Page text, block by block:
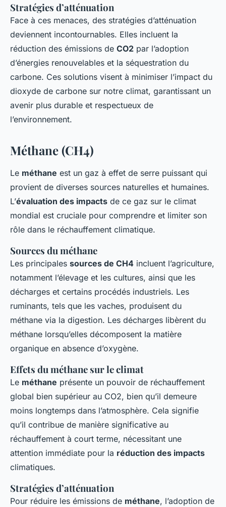
Stratégies d’atténuation
Face à ces menaces, des stratégies d’atténuation
deviennent incontournables. Elles incluent la
réduction des émissions de CO2 par l’adoption
d’énergies renouvelables et la séquestration du
carbone. Ces solutions visent à minimiser l’impact du
dioxyde de carbone sur notre climat, garantissant un
avenir plus durable et respectueux de
l’environnement.
Méthane (CH4)
Le méthane est un gaz à effet de serre puissant qui
provient de diverses sources naturelles et humaines.
L’évaluation des impacts de ce gaz sur le climat
mondial est cruciale pour comprendre et limiter son
rôle dans le réchauffement climatique.
Sources du méthane
Les principales sources de CH4 incluent l’agriculture,
notamment l’élevage et les cultures, ainsi que les
décharges et certains procédés industriels. Les
ruminants, tels que les vaches, produisent du
méthane via la digestion. Les décharges libèrent du
méthane lorsqu’elles décomposent la matière
organique en absence d’oxygène.
Effets du méthane sur le climat
Le méthane présente un pouvoir de réchauffement
global bien supérieur au CO2, bien qu’il demeure
moins longtemps dans l’atmosphère. Cela signifie
qu’il contribue de manière significative au
réchauffement à court terme, nécessitant une
attention immédiate pour la réduction des impacts
climatiques.
Stratégies d’atténuation
Pour réduire les émissions de méthane, l’adoption de